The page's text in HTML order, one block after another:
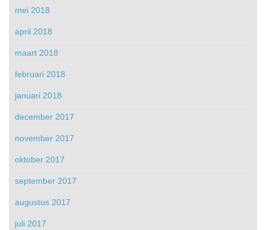
mei 2018
april 2018
maart 2018
februari 2018
januari 2018
december 2017
november 2017
oktober 2017
september 2017
augustus 2017
juli 2017